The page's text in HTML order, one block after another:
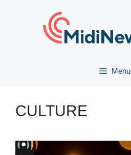
Menu
CULTURE